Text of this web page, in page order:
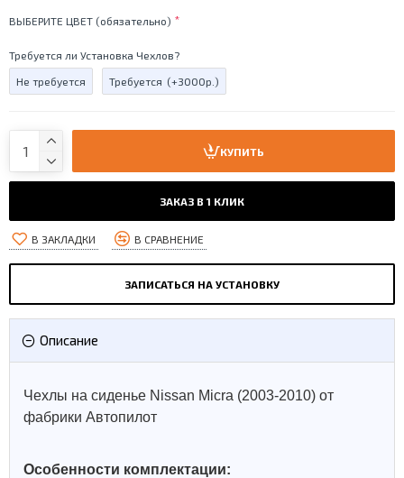
ВЫБЕРИТЕ ЦВЕТ (обязательно)
Требуется ли Установка Чехлов?
Не требуется Требуется (+3000р.)
КУПИТЬ
ЗАКАЗ В 1 КЛИК
В ЗАКЛАДКИ В СРАВНЕНИЕ
ЗАПИСАТЬСЯ НА УСТАНОВКУ
Описание
Чехлы на сиденье Nissan Micra (2003-2010) от
фабрики Автопилот
Особенности комплектации: